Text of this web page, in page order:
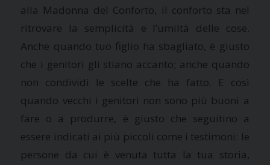
alla Madonna del Conforto, il conforto sta nel
ritrovare la semplicità e l’umiltà delle cose.
Anche quando tuo figlio ha sbagliato, è giusto
che i genitori gli stiano accanto; anche quando
non condividi le scelte che ha fatto. E così
quando vecchi i genitori non sono più buoni a
fare o a produrre, è giusto che seguitino a
essere indicati ai più piccoli come i testimoni: le
persone da cui è venuta tutta la tua storia,